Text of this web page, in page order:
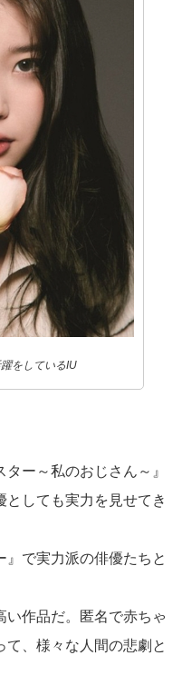
をしているIU
ー～私のおじさん～』
しても実力を見せてき
で実力派の俳優たちと
い作品だ。匿名で赤ちゃ
て、様々な人間の悲劇と